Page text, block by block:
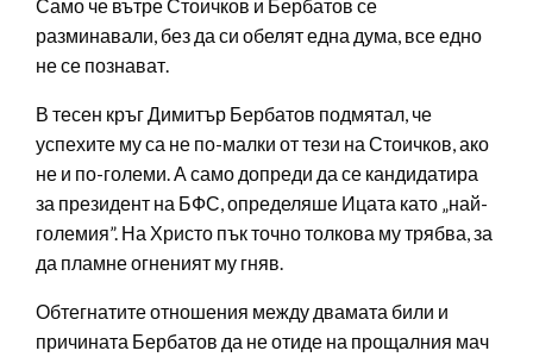
Само че вътре Стоичков и Бербатов се
разминавали, без да си обелят една дума, все едно
не се познават.
В тесен кръг Димитър Бербатов подмятал, че
успехите му са не по-малки от тези на Стоичков, ако
не и по-големи. А само допреди да се кандидатира
за президент на БФС, определяше Ицата като „най-
големия”. На Христо пък точно толкова му трябва, за
да пламне огненият му гняв.
Обтегнатите отношения между двамата били и
причината Бербатов да не отиде на прощалния мач